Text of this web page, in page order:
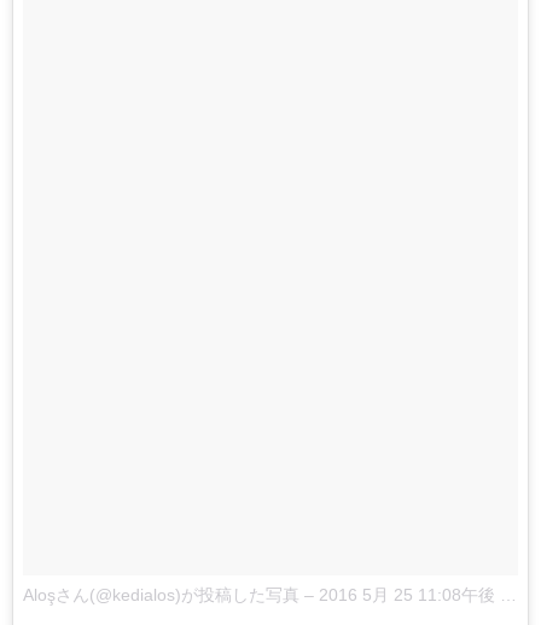
Aloşさん(@kedialos)が投稿した写真 – 2016 5月 25 11:08午後 PDT